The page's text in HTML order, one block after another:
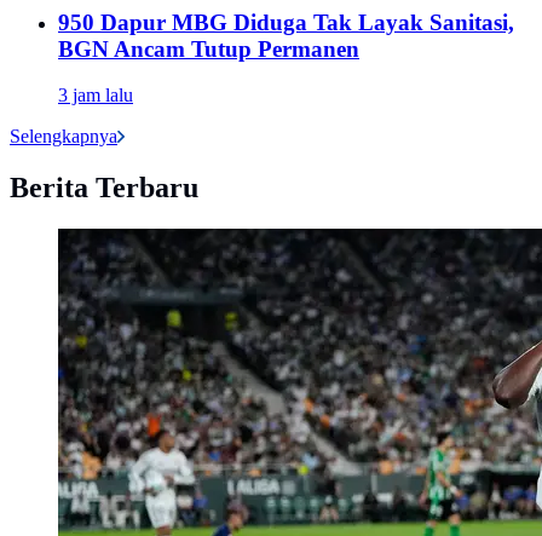
950 Dapur MBG Diduga Tak Layak Sanitasi,
BGN Ancam Tutup Permanen
3 jam lalu
Selengkapnya
Berita Terbaru